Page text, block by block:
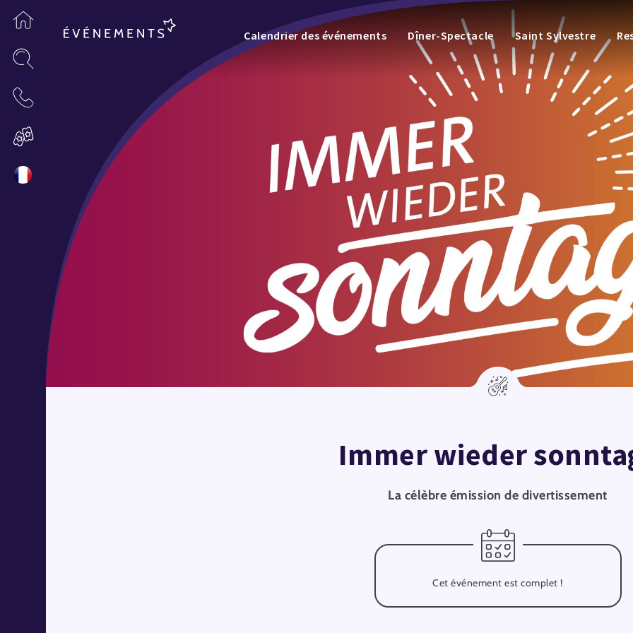
Calendrier des événements Dîner-Spectacle Saint Sylvestre
Immer wieder
La célèbre émission de divertissement
Cet événement est complet !